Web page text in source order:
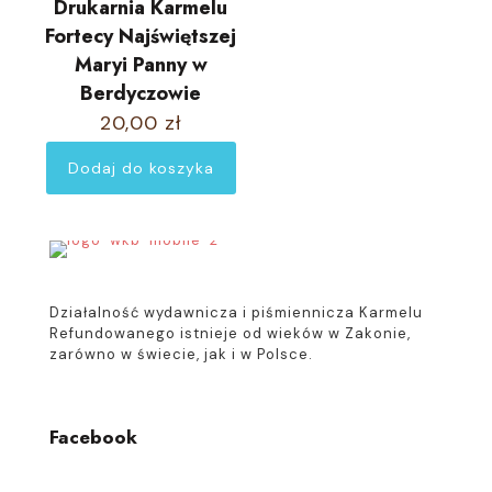
Drukarnia Karmelu
Fortecy Najświętszej
Maryi Panny w
Berdyczowie
20,00 zł
Dodaj do koszyka
Działalność wydawnicza i piśmiennicza Karmelu
Refundowanego istnieje od wieków w Zakonie,
zarówno w świecie, jak i w Polsce.
Facebook